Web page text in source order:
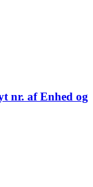
nr. af Enhed og